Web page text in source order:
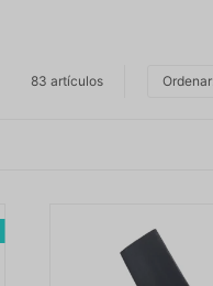
83 artículos